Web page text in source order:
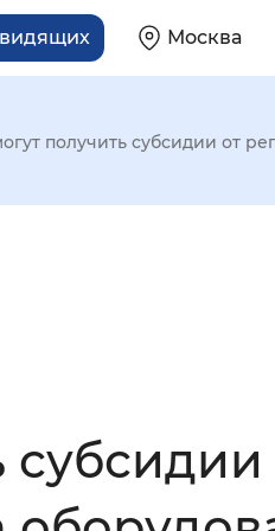
Москва
получить субсидии от
субсидии